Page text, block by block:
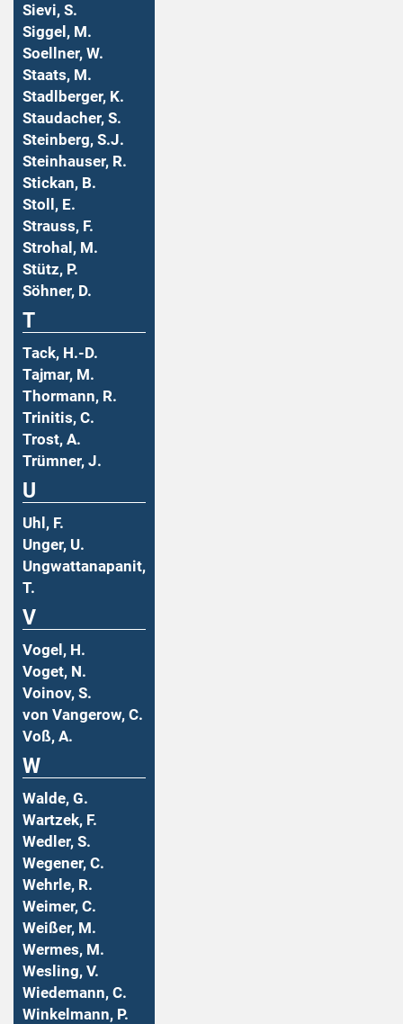
Sievi, S.
Siggel, M.
Soellner, W.
Staats, M.
Stadlberger, K.
Staudacher, S.
Steinberg, S.J.
Steinhauser, R.
Stickan, B.
Stoll, E.
Strauss, F.
Strohal, M.
Stütz, P.
Söhner, D.
T
Tack, H.-D.
Tajmar, M.
Thormann, R.
Trinitis, C.
Trost, A.
Trümner, J.
U
Uhl, F.
Unger, U.
Ungwattanapanit,
T.
V
Vogel, H.
Voget, N.
Voinov, S.
von Vangerow, C.
Voß, A.
W
Walde, G.
Wartzek, F.
Wedler, S.
Wegener, C.
Wehrle, R.
Weimer, C.
Weißer, M.
Wermes, M.
Wesling, V.
Wiedemann, C.
Winkelmann, P.